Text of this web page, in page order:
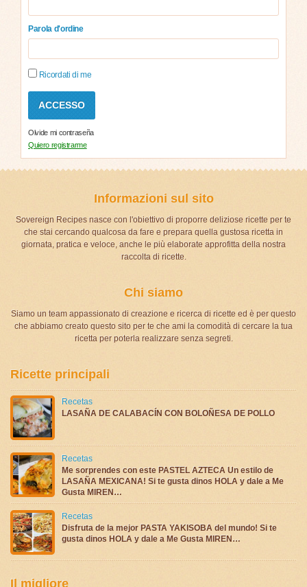
Parola d'ordine
Ricordati di me
Olvide mi contraseña
Quiero registrarme
Informazioni sul sito
Sovereign Recipes nasce con l'obiettivo di proporre deliziose ricette per te
che stai cercando qualcosa da fare e prepara quella gustosa ricetta in
giornata, pratica e veloce, anche le più elaborate approfitta della nostra
raccolta di ricette.
Chi siamo
Siamo un team appassionato di creazione e ricerca di ricette ed è per questo
che abbiamo creato questo sito per te che ami la comodità di cercare la tua
ricetta per poterla realizzare senza segreti.
Ricette principali
Recetas
LASAÑA DE CALABACÍN CON BOLOÑESA DE POLLO
Recetas
Me sorprendes con este PASTEL AZTECA Un estilo de
LASAÑA MEXICANA! Si te gusta dinos HOLA y dale a Me
Gusta MIREN…
Recetas
Disfruta de la mejor PASTA YAKISOBA del mundo! Si te
gusta dinos HOLA y dale a Me Gusta MIREN…
Il migliore